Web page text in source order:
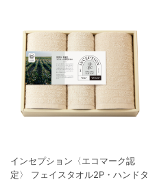
インセプション〈エコマーク認
定〉 フェイスタオル2P・ハンドタ